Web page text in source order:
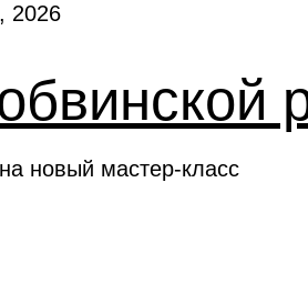
2026
новый мастер-класс